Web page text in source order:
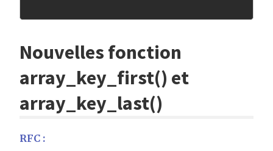
Nouvelles fonction
array_key_first() et
array_key_last()
RFC :